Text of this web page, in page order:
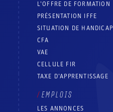
L’OFFRE DE FORMATION
PRÉSENTATION IFFE
SITUATION DE HANDICAP
CFA
VAE
CELLULE FIR
TAXE D’APPRENTISSAGE
EMPLOIS
LES ANNONCES